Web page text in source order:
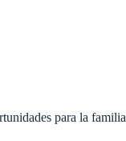
para la familia